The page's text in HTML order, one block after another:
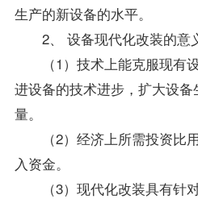
生产的新设备的水平。
2、 设备现代化改装的意
（1）技术上能克服现有
进设备的技术进步，扩大设
量。
（2）经济上所需投资比
入资金。
（3）现代化改装具有针